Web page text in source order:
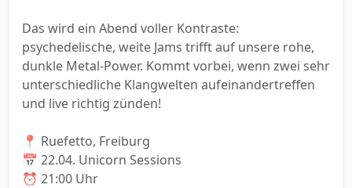
Das wird ein Abend voller Kontraste:
psychedelische, weite Jams trifft auf unsere rohe,
dunkle Metal-Power. Kommt vorbei, wenn zwei sehr
unterschiedliche Klangwelten aufeinandertreffen
und live richtig zünden!
📍 Ruefetto, Freiburg
📅 22.04. Unicorn Sessions
⏰ 21:00 Uhr